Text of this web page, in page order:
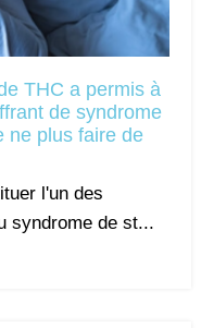
THC a permis à
de syndrome
ne plus faire de
l'un des
syndrome de st...